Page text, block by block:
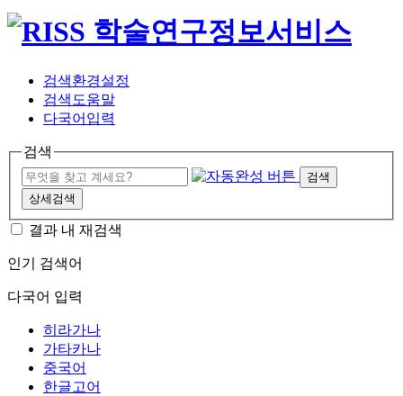
검색환경설정
검색도움말
다국어입력
검색
검색
상세검색
결과 내 재검색
인기 검색어
다국어 입력
히라가나
가타카나
중국어
한글고어